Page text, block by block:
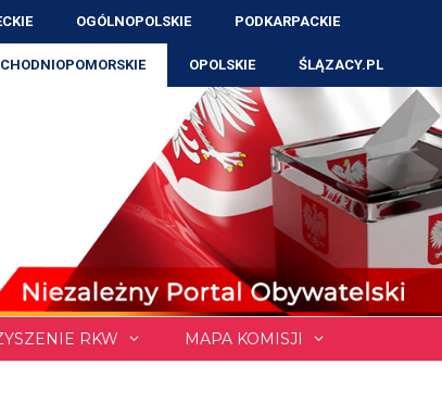
OGÓLNOPOLSKIE PODKARPACKIE
OPOLSKIE ŚLĄZACY.PL
RKW MAPA KOMISJI